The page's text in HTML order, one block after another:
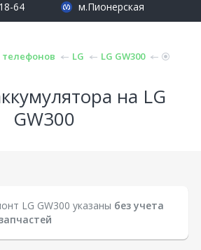
64 м.Пионерская
LG LG GW300
на LG
GW300
LG GW300 указаны без учета